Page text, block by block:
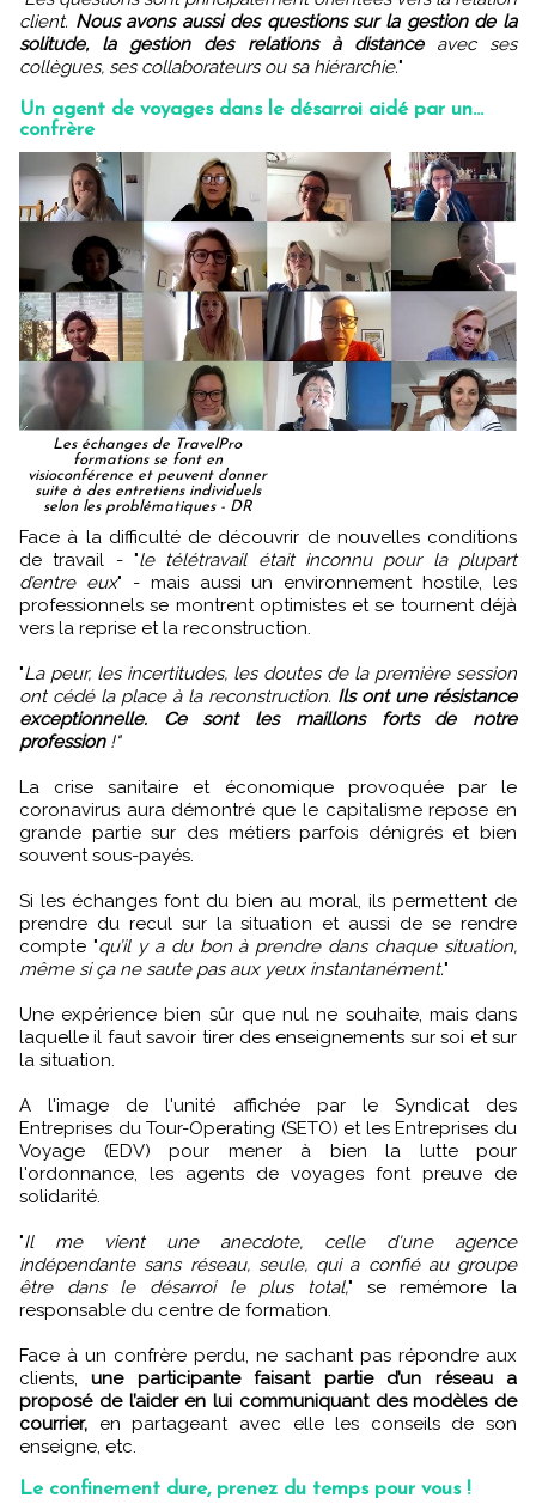
client. Nous avons aussi des questions sur la gestion de la
solitude, la gestion des relations à distanceavec ses
collègues, ses collaborateurs ou sa hiérarchie."
Un agent de voyages dans le désarroi aidé par un...
confrère
Les échanges de TravelPro
formations se font en
visioconférence et peuvent donner
suite à des entretiens individuels
selon les problématiques - DR
Face à la difficulté de découvrir de nouvelles conditions
de travail - "le télétravail était inconnu pour la plupart
d’entre eux" - mais aussi un environnement hostile, les
professionnels se montrent optimistes et se tournent déjà
vers la reprise et la reconstruction.
"La peur, les incertitudes, les doutes de la première session
ont cédé la place à la reconstruction. Ils ont une résistance
exceptionnelle. Ce sont les maillons forts de notre
profession!"
La crise sanitaire et économique provoquée par le
coronavirus aura démontré que le capitalisme repose en
grande partie sur des métiers parfois dénigrés et bien
souvent sous-payés.
Si les échanges font du bien au moral, ils permettent de
prendre du recul sur la situation et aussi de se rendre
compte "qu’il y a du bon à prendre dans chaque situation,
même si ça ne saute pas aux yeux instantanément."
Une expérience bien sûr que nul ne souhaite, mais dans
laquelle il faut savoir tirer des enseignements sur soi et sur
la situation.
A l'image de l'unité affichée par le Syndicat des
Entreprises du Tour-Operating (SETO) et les Entreprises du
Voyage (EDV) pour mener à bien la lutte pour
l'ordonnance, les agents de voyages font preuve de
solidarité.
"Il me vient une anecdote, celle d'une agence
indépendante sans réseau, seule, qui a confié au groupe
être dans le désarroi le plus total," se remémore la
responsable du centre de formation.
Face à un confrère perdu, ne sachant pas répondre aux
clients,une participante faisant partie d’un réseau a
proposé de l’aider en lui communiquant des modèles de
courrier, en partageant avec elle les conseils de son
enseigne, etc.
Le confinement dure, prenez du temps pour vous !